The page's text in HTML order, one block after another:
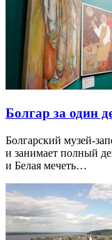
Болгар за один
Болгарский музей-
и занимает полный
и Белая мечеть…